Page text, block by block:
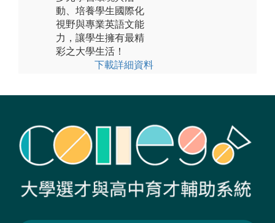
動、培養學生國際化
視野與專業英語文能
力，讓學生擁有最精
彩之大學生活！
下載詳細資料